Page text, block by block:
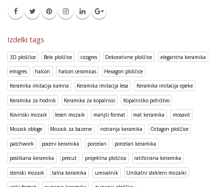
Izdelki tags
3D ploščice Bele ploščice cicogres Dekorativne ploščice elegantna keramika
emigres halcon halcon ceramicas Hexagon ploščice
Keramika imitacija kamna Keramika imitacija lesa Keramika imitacija opeke
Keramika za hodnik Keramika za kopalnico Kopalniško pohištvo
Kovinski mozaik lesen mozaik manjši format mat keramika mosavit
Mozaik obloge Mozaik za bazene notranja keramika Octagon ploščice
patchwork poceni keramika porcelan porcelan keramika
poslikana keramika precut projektna ploščica ratificirana keramika
stenski mozaik talna keramika umivalnik Unikatni stekleni mozaiki